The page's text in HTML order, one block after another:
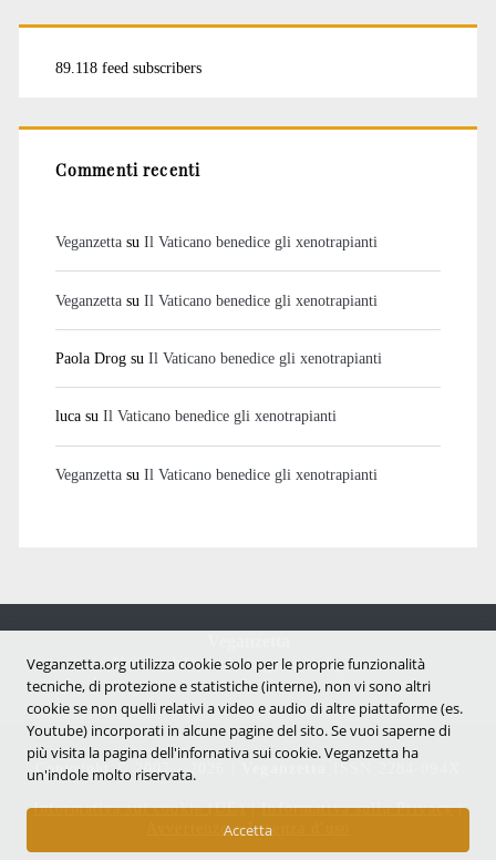
89.118 feed subscribers
Commenti recenti
Veganzettasu Il Vaticano benedice gli xenotrapianti
Veganzettasu Il Vaticano benedice gli xenotrapianti
Paola Drogsu Il Vaticano benedice gli xenotrapianti
lucasu Il Vaticano benedice gli xenotrapianti
Veganzettasu Il Vaticano benedice gli xenotrapianti
Notizie dal mondo vegan e antispecista
Copyright © 2007 - 2026 |
Informativa sui cookie (UE)|Informativa sulla Privacy|
Avvertenze e Licenza d'uso
Veganzetta.org utilizza cookie solo per le proprie funzionalità
tecniche, di protezione e statistiche (interne), non vi sono altri
cookie se non quelli relativi a video e audio di altre piattaforme (es.
Youtube) incorporati in alcune pagine del sito. Se vuoi saperne di
più visita la pagina dell'infornativa sui cookie. Veganzetta ha
un'indole molto riservata.
Accetta